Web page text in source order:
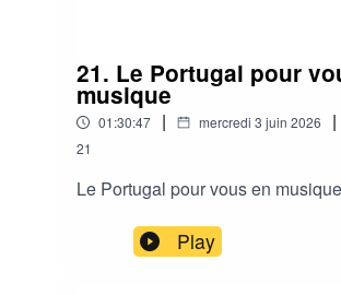
21. Le Portugal pour
musique
01:30:47 | mercredi 3 juin 2026 |
21
Le Portugal pour vous en musique
Play